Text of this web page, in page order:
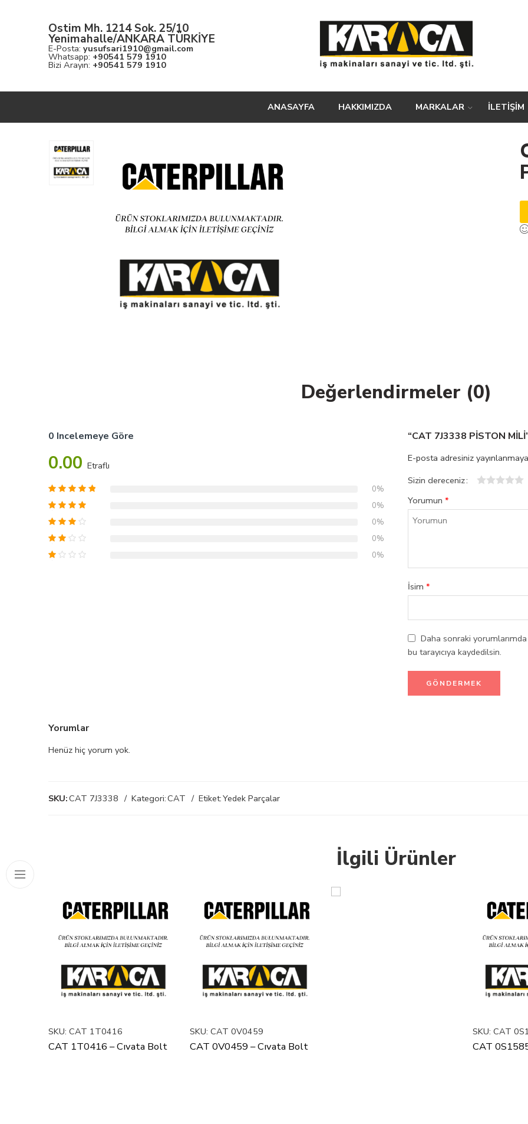
Ostim Mh. 1214 Sok. 25/10
Yenimahalle/ANKARA TÜRKİYE
E-Posta: yusufsari1910@gmail.com
Whatsapp: +90541 579 1910
Bizi Arayın: +90541 579 1910
ANASAYFA HAKKIMIZDA MARKALAR İLETİŞİM
Değerlendirmeler (0)
0 Incelemeye Göre
0.00 Etraflı
0%
0%
0%
0%
0%
“CAT 7J3338 PİSTON
E-posta adresiniz
Sizin dereceniz
Yorumun *
İsim *
Daha sonraki
bu tarayıcıya kaydedilsin.
Yorumlar
Henüz hiç yorum yok.
SKU:CAT 7J3338 Kategori:CAT Etiket:Yedek Parçalar
İlgili Ürünler
SKU: CAT 1T0416
CAT 1T0416 – Cıvata Bolt
SKU: CAT 0V0459
CAT 0V0459 – Cıvata Bolt
SKU: CAT
CAT